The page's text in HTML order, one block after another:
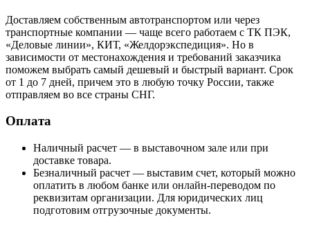
Доставляем собственным автотранспортом или через
транспортные компании — чаще всего работаем с ТК ПЭК,
«Деловые линии», КИТ, «Желдорэкспедиция». Но в
зависимости от местонахождения и требований заказчика
поможем выбрать самый дешевый и быстрый вариант. Срок
от 1 до 7 дней, причем это в любую точку России, также
отправляем во все страны СНГ.
Оплата
Наличный расчет — в выставочном зале или при
доставке товара.
Безналичный расчет — выставим счет, который можно
оплатить в любом банке или онлайн-переводом по
реквизитам организации. Для юридических лиц
подготовим отгрузочные документы.